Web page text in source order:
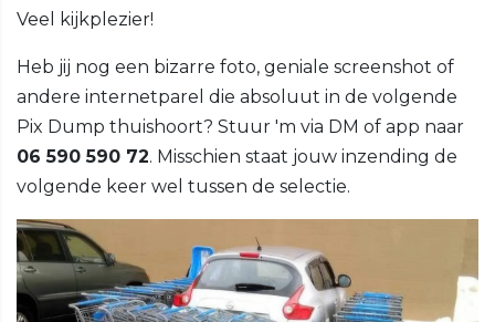
Veel kijkplezier!
Heb jij nog een bizarre foto, geniale screenshot of
andere internetparel die absoluut in de volgende
Pix Dump thuishoort? Stuur 'm via DM of app naar
06 590 590 72. Misschien staat jouw inzending de
volgende keer wel tussen de selectie.